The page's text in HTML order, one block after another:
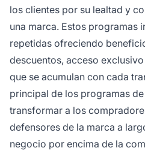
los clientes por su lealtad y
una marca. Estos programas
repetidas ofreciendo
descuentos, acceso
que se acumulan con cada
principal de los programas
transformar a los
defensores de la marca a
negocio por encima de la